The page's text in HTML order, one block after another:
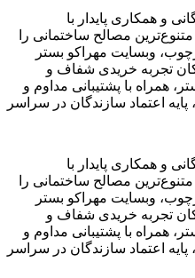
و همکاری پایدار با
مصالح ساختمانی را
وبسایت مهراکو بستر
تجربه خریدی شفاف و
همراه با پشتیبانی مداوم و
اعتماد سازندگان در سراسر
و همکاری پایدار با
مصالح ساختمانی را
وبسایت مهراکو بستر
تجربه خریدی شفاف و
همراه با پشتیبانی مداوم و
اعتماد سازندگان در سراسر